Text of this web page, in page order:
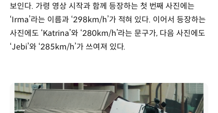
보인다. 가령 영상 시작과 함께 등장하는 첫 번째 사진에는
‘Irma’라는 이름과 ‘298km/h’가 적혀 있다. 이어서 등장하는
사진에도 ‘Katrina’와 ‘280km/h’라는 문구가, 다음 사진에도
‘Jebi’와 ‘285km/h’가 쓰여져 있다.